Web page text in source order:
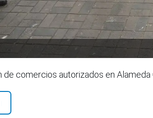
de comercios autorizados en